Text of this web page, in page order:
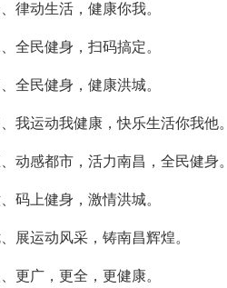
动生活，健康你我。
民健身，扫码搞定。
民健身，健康洪城。
运动我健康，快乐生活你我他。
感都市，活力南昌，全民健身。
上健身，激情洪城。
运动风采，铸南昌辉煌。
广，更全，更健康。